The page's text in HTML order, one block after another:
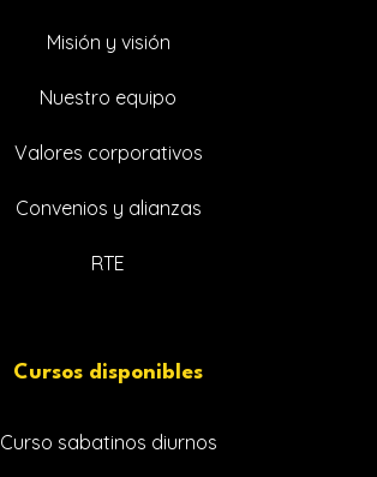
Misión y visión
Nuestro equipo
Valores corporativos
Convenios y alianzas
RTE
Cursos disponibles
Curso sabatinos diurnos